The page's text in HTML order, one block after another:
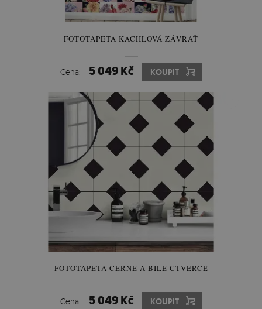
FOTOTAPETA KACHLOVÁ ZÁVRAŤ
Cena: 5 049 Kč KOUPIT
FOTOTAPETA ČERNÉ A BÍLÉ ČTVERCE
Cena: 5 049 Kč KOUPIT